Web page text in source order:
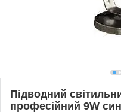
Підводний
професійний 9W